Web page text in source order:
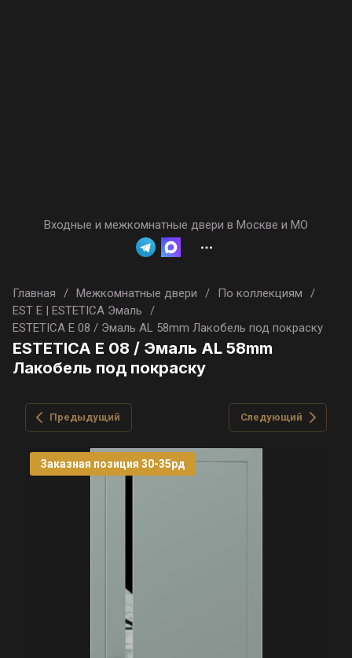
Входные и межкомнатные двери в Москве и МО
Главная / Межкомнатные двери / По коллекциям
/
EST E | ESTETICA Эмаль
/
ESTETICA E 08 / Эмаль AL 58mm Лакобель под покраску
ESTETICA E 08 / Эмаль AL 58mm
Лакобель под покраску
Предыдущий Следующий
Заказная позиция 30-35рд